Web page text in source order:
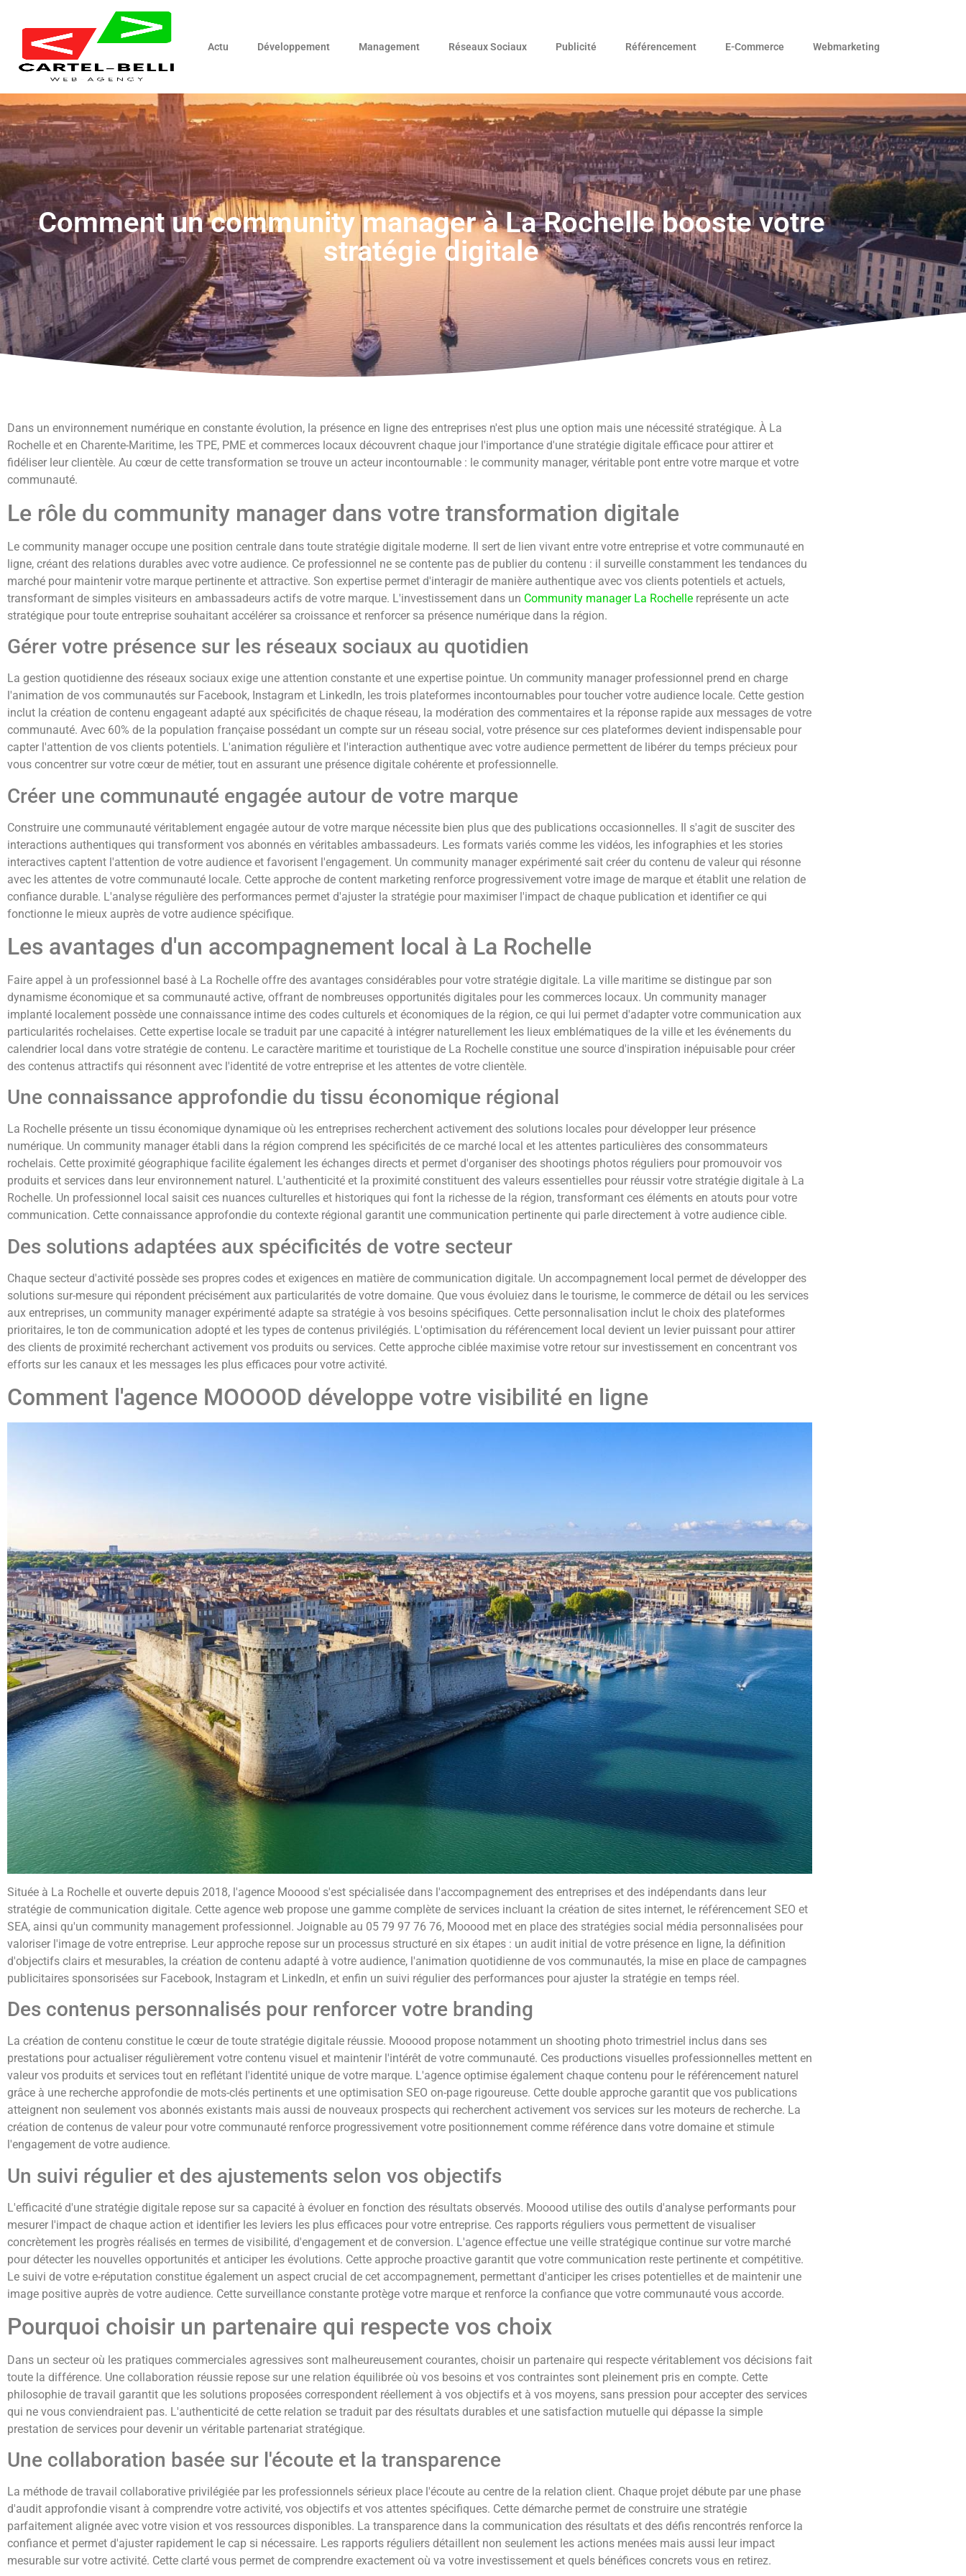
Actu Développement Management Réseaux Sociaux Publicité Référencement E-Commerce Webmarketing
Comment un community manager à La Rochelle booste votre
stratégie digitale
Dans un environnement numérique en constante évolution, la présence en ligne des entreprises n'est plus une option mais une nécessité stratégique. À La
Rochelle et en Charente-Maritime, les TPE, PME et commerces locaux découvrent chaque jour l'importance d'une stratégie digitale efficace pour attirer et
fidéliser leur clientèle. Au cœur de cette transformation se trouve un acteur incontournable : le community manager, véritable pont entre votre marque et votre
communauté.
Le rôle du community manager dans votre transformation digitale
Le community manager occupe une position centrale dans toute stratégie digitale moderne. Il sert de lien vivant entre votre entreprise et votre communauté en
ligne, créant des relations durables avec votre audience. Ce professionnel ne se contente pas de publier du contenu : il surveille constamment les tendances du
marché pour maintenir votre marque pertinente et attractive. Son expertise permet d'interagir de manière authentique avec vos clients potentiels et actuels,
transformant de simples visiteurs en ambassadeurs actifs de votre marque. L'investissement dans un Community manager La Rochelle représente un acte
stratégique pour toute entreprise souhaitant accélérer sa croissance et renforcer sa présence numérique dans la région.
Gérer votre présence sur les réseaux sociaux au quotidien
La gestion quotidienne des réseaux sociaux exige une attention constante et une expertise pointue. Un community manager professionnel prend en charge
l'animation de vos communautés sur Facebook, Instagram et LinkedIn, les trois plateformes incontournables pour toucher votre audience locale. Cette gestion
inclut la création de contenu engageant adapté aux spécificités de chaque réseau, la modération des commentaires et la réponse rapide aux messages de votre
communauté. Avec 60% de la population française possédant un compte sur un réseau social, votre présence sur ces plateformes devient indispensable pour
capter l'attention de vos clients potentiels. L'animation régulière et l'interaction authentique avec votre audience permettent de libérer du temps précieux pour
vous concentrer sur votre cœur de métier, tout en assurant une présence digitale cohérente et professionnelle.
Créer une communauté engagée autour de votre marque
Construire une communauté véritablement engagée autour de votre marque nécessite bien plus que des publications occasionnelles. Il s'agit de susciter des
interactions authentiques qui transforment vos abonnés en véritables ambassadeurs. Les formats variés comme les vidéos, les infographies et les stories
interactives captent l'attention de votre audience et favorisent l'engagement. Un community manager expérimenté sait créer du contenu de valeur qui résonne
avec les attentes de votre communauté locale. Cette approche de content marketing renforce progressivement votre image de marque et établit une relation de
confiance durable. L'analyse régulière des performances permet d'ajuster la stratégie pour maximiser l'impact de chaque publication et identifier ce qui
fonctionne le mieux auprès de votre audience spécifique.
Les avantages d'un accompagnement local à La Rochelle
Faire appel à un professionnel basé à La Rochelle offre des avantages considérables pour votre stratégie digitale. La ville maritime se distingue par son
dynamisme économique et sa communauté active, offrant de nombreuses opportunités digitales pour les commerces locaux. Un community manager
implanté localement possède une connaissance intime des codes culturels et économiques de la région, ce qui lui permet d'adapter votre communication aux
particularités rochelaises. Cette expertise locale se traduit par une capacité à intégrer naturellement les lieux emblématiques de la ville et les événements du
calendrier local dans votre stratégie de contenu. Le caractère maritime et touristique de La Rochelle constitue une source d'inspiration inépuisable pour créer
des contenus attractifs qui résonnent avec l'identité de votre entreprise et les attentes de votre clientèle.
Une connaissance approfondie du tissu économique régional
La Rochelle présente un tissu économique dynamique où les entreprises recherchent activement des solutions locales pour développer leur présence
numérique. Un community manager établi dans la région comprend les spécificités de ce marché local et les attentes particulières des consommateurs
rochelais. Cette proximité géographique facilite également les échanges directs et permet d'organiser des shootings photos réguliers pour promouvoir vos
produits et services dans leur environnement naturel. L'authenticité et la proximité constituent des valeurs essentielles pour réussir votre stratégie digitale à La
Rochelle. Un professionnel local saisit ces nuances culturelles et historiques qui font la richesse de la région, transformant ces éléments en atouts pour votre
communication. Cette connaissance approfondie du contexte régional garantit une communication pertinente qui parle directement à votre audience cible.
Des solutions adaptées aux spécificités de votre secteur
Chaque secteur d'activité possède ses propres codes et exigences en matière de communication digitale. Un accompagnement local permet de développer des
solutions sur-mesure qui répondent précisément aux particularités de votre domaine. Que vous évoluiez dans le tourisme, le commerce de détail ou les services
aux entreprises, un community manager expérimenté adapte sa stratégie à vos besoins spécifiques. Cette personnalisation inclut le choix des plateformes
prioritaires, le ton de communication adopté et les types de contenus privilégiés. L'optimisation du référencement local devient un levier puissant pour attirer
des clients de proximité recherchant activement vos produits ou services. Cette approche ciblée maximise votre retour sur investissement en concentrant vos
efforts sur les canaux et les messages les plus efficaces pour votre activité.
Comment l'agence MOOOOD développe votre visibilité en ligne
Située à La Rochelle et ouverte depuis 2018, l'agence Mooood s'est spécialisée dans l'accompagnement des entreprises et des indépendants dans leur
stratégie de communication digitale. Cette agence web propose une gamme complète de services incluant la création de sites internet, le référencement SEO et
SEA, ainsi qu'un community management professionnel. Joignable au 05 79 97 76 76, Mooood met en place des stratégies social média personnalisées pour
valoriser l'image de votre entreprise. Leur approche repose sur un processus structuré en six étapes : un audit initial de votre présence en ligne, la définition
d'objectifs clairs et mesurables, la création de contenu adapté à votre audience, l'animation quotidienne de vos communautés, la mise en place de campagnes
publicitaires sponsorisées sur Facebook, Instagram et LinkedIn, et enfin un suivi régulier des performances pour ajuster la stratégie en temps réel.
Des contenus personnalisés pour renforcer votre branding
La création de contenu constitue le cœur de toute stratégie digitale réussie. Mooood propose notamment un shooting photo trimestriel inclus dans ses
prestations pour actualiser régulièrement votre contenu visuel et maintenir l'intérêt de votre communauté. Ces productions visuelles professionnelles mettent en
valeur vos produits et services tout en reflétant l'identité unique de votre marque. L'agence optimise également chaque contenu pour le référencement naturel
grâce à une recherche approfondie de mots-clés pertinents et une optimisation SEO on-page rigoureuse. Cette double approche garantit que vos publications
atteignent non seulement vos abonnés existants mais aussi de nouveaux prospects qui recherchent activement vos services sur les moteurs de recherche. La
création de contenus de valeur pour votre communauté renforce progressivement votre positionnement comme référence dans votre domaine et stimule
l'engagement de votre audience.
Un suivi régulier et des ajustements selon vos objectifs
L'efficacité d'une stratégie digitale repose sur sa capacité à évoluer en fonction des résultats observés. Mooood utilise des outils d'analyse performants pour
mesurer l'impact de chaque action et identifier les leviers les plus efficaces pour votre entreprise. Ces rapports réguliers vous permettent de visualiser
concrètement les progrès réalisés en termes de visibilité, d'engagement et de conversion. L'agence effectue une veille stratégique continue sur votre marché
pour détecter les nouvelles opportunités et anticiper les évolutions. Cette approche proactive garantit que votre communication reste pertinente et compétitive.
Le suivi de votre e-réputation constitue également un aspect crucial de cet accompagnement, permettant d'anticiper les crises potentielles et de maintenir une
image positive auprès de votre audience. Cette surveillance constante protège votre marque et renforce la confiance que votre communauté vous accorde.
Pourquoi choisir un partenaire qui respecte vos choix
Dans un secteur où les pratiques commerciales agressives sont malheureusement courantes, choisir un partenaire qui respecte véritablement vos décisions fait
toute la différence. Une collaboration réussie repose sur une relation équilibrée où vos besoins et vos contraintes sont pleinement pris en compte. Cette
philosophie de travail garantit que les solutions proposées correspondent réellement à vos objectifs et à vos moyens, sans pression pour accepter des services
qui ne vous conviendraient pas. L'authenticité de cette relation se traduit par des résultats durables et une satisfaction mutuelle qui dépasse la simple
prestation de services pour devenir un véritable partenariat stratégique.
Une collaboration basée sur l'écoute et la transparence
La méthode de travail collaborative privilégiée par les professionnels sérieux place l'écoute au centre de la relation client. Chaque projet débute par une phase
d'audit approfondie visant à comprendre votre activité, vos objectifs et vos attentes spécifiques. Cette démarche permet de construire une stratégie
parfaitement alignée avec votre vision et vos ressources disponibles. La transparence dans la communication des résultats et des défis rencontrés renforce la
confiance et permet d'ajuster rapidement le cap si nécessaire. Les rapports réguliers détaillent non seulement les actions menées mais aussi leur impact
mesurable sur votre activité. Cette clarté vous permet de comprendre exactement où va votre investissement et quels bénéfices concrets vous en retirez.